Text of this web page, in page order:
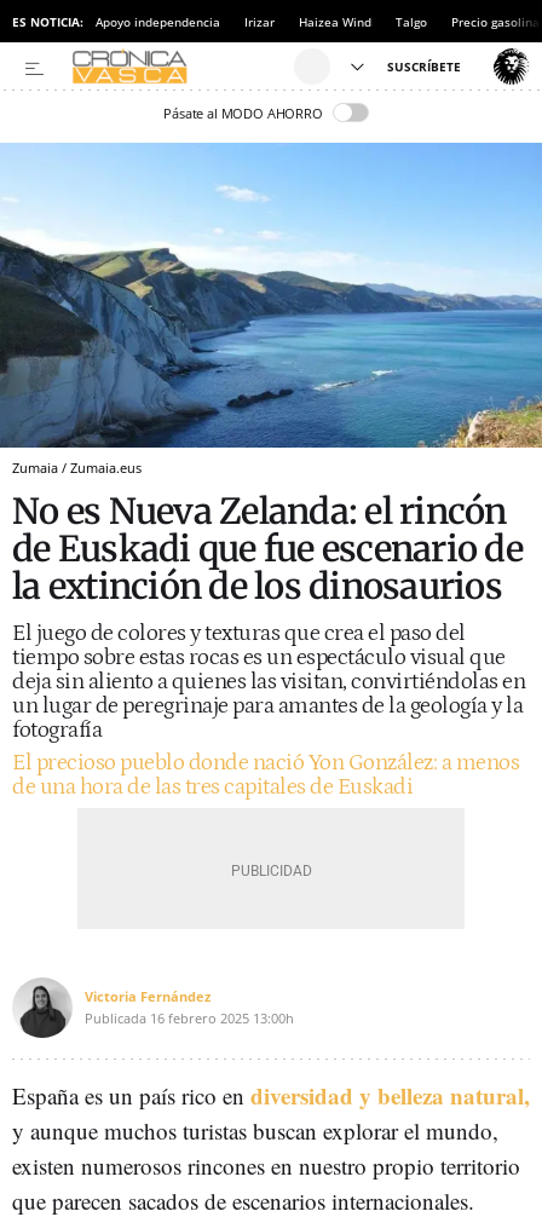
ES NOTICIA: Apoyo independencia Irizar Haizea Wind Talgo Precio gasolina
Pásate al MODO AHORRO
Zumaia / Zumaia.eus
No es Nueva Zelanda: el rincón
de Euskadi que fue escenario de
la extinción de los dinosaurios
El juego de colores y texturas que crea el paso del
tiempo sobre estas rocas es un espectáculo visual que
deja sin aliento a quienes las visitan, convirtiéndolas en
un lugar de peregrinaje para amantes de la geología y la
fotografía
El precioso pueblo donde nació Yon González: a menos
de una hora de las tres capitales de Euskadi
Victoria Fernández
Publicada 16 febrero 2025 13:00h
España es un país rico en diversidad y belleza natural,
y aunque muchos turistas buscan explorar el mundo,
existen numerosos rincones en nuestro propio territorio
que parecen sacados de escenarios internacionales.